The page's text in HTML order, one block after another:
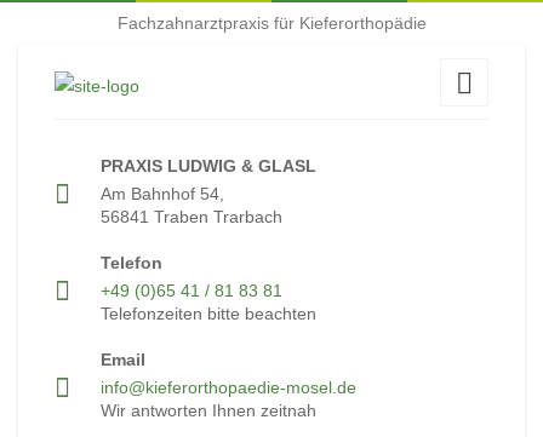
Fachzahnarztpraxis für Kieferorthopädie
PRAXIS LUDWIG & GLASL
Am Bahnhof 54,
56841 Traben Trarbach
Telefon
+49 (0)65 41 / 81 83 81
Telefonzeiten bitte beachten
Email
info@kieferorthopaedie-mosel.de
Wir antworten Ihnen zeitnah